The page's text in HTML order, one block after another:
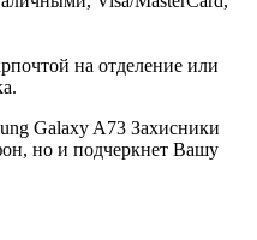
на отделение или
Galaxy A73 Захисники
но и подчеркнет Вашу